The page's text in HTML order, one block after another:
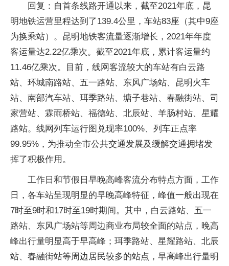
回复：自首条线路开通以来，截至2021年底，昆
明地铁运营里程达到了139.4公里，车站83座（其中9座
为换乘站）。昆明地铁客流量逐渐增长，2021年年度
客运量达2.22亿乘次。截至2021年底，累计客运量约
11.46亿乘次。目前，线网客流较大的车站有白云路
站、环城南路站、五一路站、东风广场站、昆明火车
站、南部汽车站、珥季路站、塘子巷站、春融街站、司
家营站、霖雨桥站、福德站、北辰站、羊肠村站、星耀
路站。线网列车运行图兑现率100%、列车正点率
99.95%，为推动全市公共交通发展及缓解交通拥堵发
挥了积极作用。
工作日和节假日早晚高峰客流分布特点方面，工作
日，各车站呈现明显的早晚高峰特征，峰值一般出现在
7时至9时和17时至19时期间。其中，白云路站、五一
路站、东风广场站等周边商业布局较全面的站点，晚高
峰出行量明显高于早高峰；珥季路站、星耀路站、北辰
站、春融街站等周边居民较多的站点，早高峰出行量明